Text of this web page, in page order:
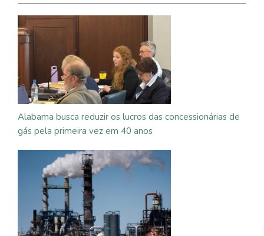
Alabama busca reduzir os lucros das concessionárias de
gás pela primeira vez em 40 anos